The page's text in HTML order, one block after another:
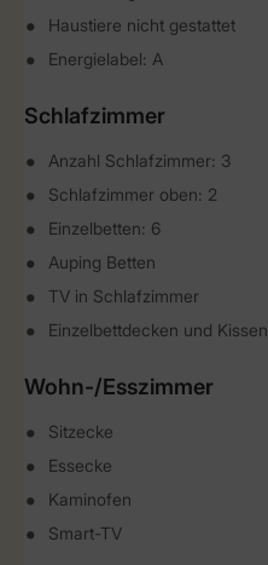
Haustiere nicht gestattet
Energielabel: A
Schlafzimmer
Anzahl Schlafzimmer: 3
Schlafzimmer oben: 2
Einzelbetten: 6
Auping Betten
TV in Schlafzimmer
Einzelbettdecken und Kissen
Wohn-/Esszimmer
Sitzecke
Essecke
Kaminofen
Smart-TV